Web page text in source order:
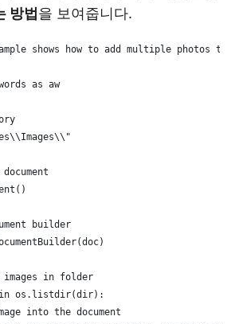
방법을 보여줍니다.
shows how to add multiple photos to
as aw
builder
images in folder
in os.listdir(dir):
into the document